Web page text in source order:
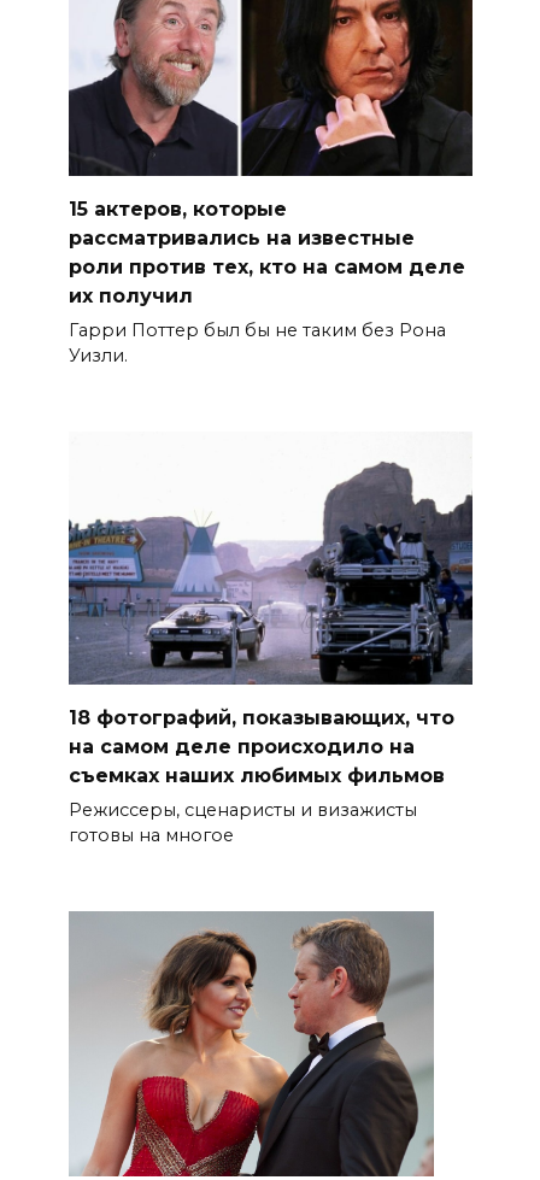
15 актеров, которые
рассматривались на известные
роли против тех, кто на самом деле
их получил
Гарри Поттер был бы не таким без Рона
Уизли.
18 фотографий, показывающих, что
на самом деле происходило на
съемках наших любимых фильмов
Режиссеры, сценаристы и визажисты
готовы на многое